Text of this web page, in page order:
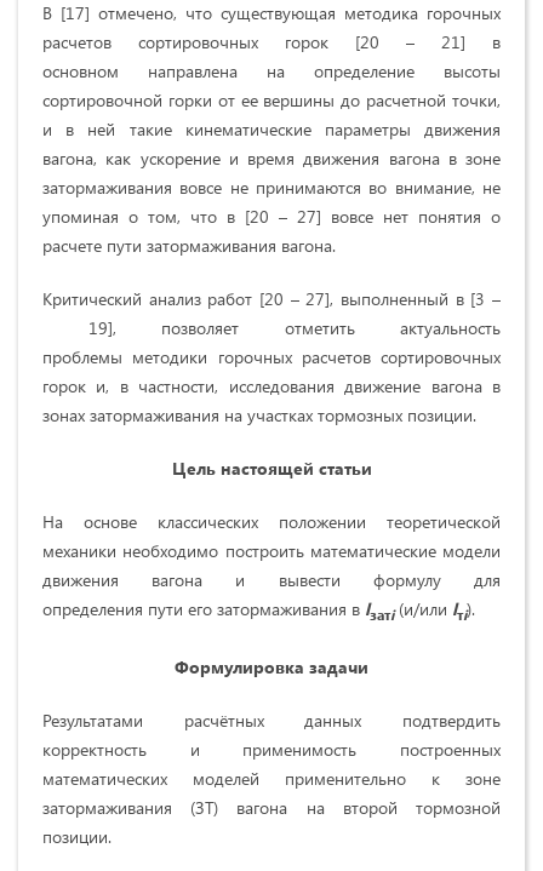
В [17] отмечено, что существующая методика горочных
расчетов сортировочных горок [20 – 21] в
основном направлена на определение высоты
сортировочной горки от ее вершины до расчетной точки,
и в ней такие кинематические параметры движения
вагона, как ускорение и время движения вагона в зоне
затормаживания вовсе не принимаются во внимание, не
упоминая о том, что в [20 – 27] вовсе нет понятия о
расчете пути затормаживания вагона.
Критический анализ работ [20 – 27], выполненный в [3 –
19], позволяет отметить актуальность
проблемы методики горочных расчетов сортировочных
горок и, в частности, исследования движение вагона в
зонах затормаживания на участках тормозных позиции.
Цель настоящей статьи
На основе классических положении теоретической
механики необходимо построить математические модели
движения вагона и вывести формулу для
определения пути его затормаживания в lзатi(и/или lтi).
Формулировка задачи
Результатами расчётных данных подтвердить
корректность и применимость построенных
математических моделей применительно к зоне
затормаживания (ЗТ) вагона на второй тормозной
позиции.